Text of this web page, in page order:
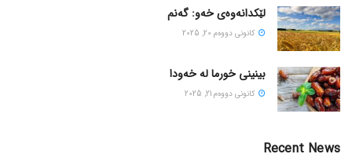
لێکدانەوەی خەو: گەنم
كانونی دووه‌م 20, 2025
بینینی خورما لە خەودا
كانونی دووه‌م 21, 2025
Recent News